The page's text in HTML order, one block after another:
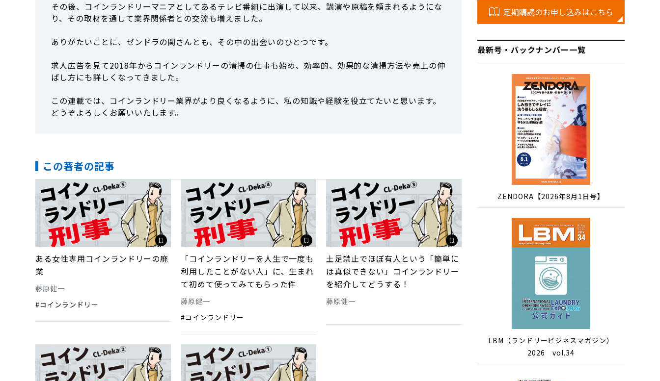
その後、コインランドリーマニアとしてあるテレビ番組に出演して以来、講演や原稿を頼まれるようにな
り、その取材を通して業界関係者との交流も増えました。
ありがたいことに、ゼンドラの関さんとも、その中の出会いのひとつです。
求人広告を見て2018年からコインランドリーの清掃の仕事も始め、効率的、効果的な清掃方法や売上の伸
ばし方にも詳しくなってきました。
この連載では、コインランドリー業界がより良くなるように、私の知識や経験を役立てたいと思います。
どうぞよろしくお願いいたします。
この著者の記事
ある女性専用コインランドリーの廃
業
藤原健一
#コインランドリー
「コインランドリーを人生で一度も
利用したことがない人」に、生まれ
て初めて使ってみてもらった件
藤原健一
#コインランドリー
土足禁止でほぼ有人という「簡単に
は真似できない」コインランドリー
を紹介してどうする！
藤原健一
定期購読のお申し込みはこちら
最新号・バックナンバー一覧
ZENDORA【2026年8月1日号】
LBM（ランドリービジネスマガジン）
2026 vol.34